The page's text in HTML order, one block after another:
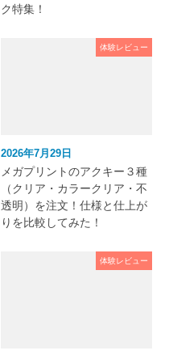
ク特集！
体験レビュー
2026年7月29日
メガプリントのアクキー３種
（クリア・カラークリア・不
透明）を注文！仕様と仕上が
りを比較してみた！
体験レビュー